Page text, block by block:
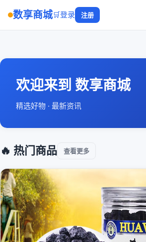
数享商城🛒登录 注册
欢迎来到 数享商城
精选好物 · 最新资讯
🔥 热门商品 查看更多